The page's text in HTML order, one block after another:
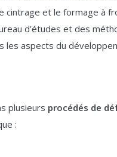
cintrage et le formage à
d’études et des
les aspects du
plusieurs procédés de
: